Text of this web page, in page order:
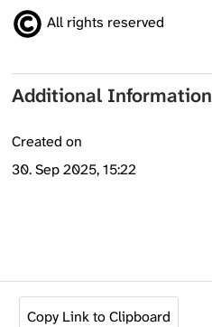
All rights reserved
Additional Information
Created on
30. Sep 2025, 15:22
Copy Link to Clipboard